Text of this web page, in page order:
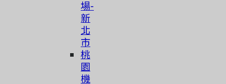
場-
新
北
市
桃
園
機